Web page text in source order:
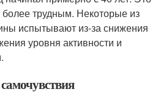
трудным. Некоторые из
испытывают из-за снижения
уровня активности и